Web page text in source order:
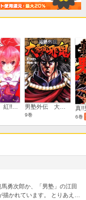
男塾外伝 紅!!女塾 男塾外伝 大豪院邪鬼
9巻
真!!
6巻
勇次郎か、「男塾」の江田
かれています。 とりあえ